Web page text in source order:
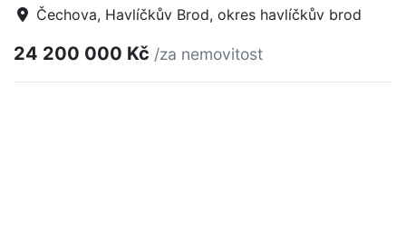
Čechova, Havlíčkův Brod, okres havlíčkův brod
24 200 000 Kč /za nemovitost